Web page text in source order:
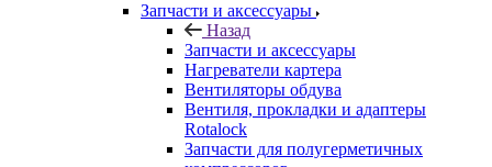
Запчасти и аксессуары
Назад
Запчасти и аксессуары
Нагреватели картера
Вентиляторы обдува
Вентиля, прокладки и адаптеры
Rotalock
Запчасти для полугерметичных